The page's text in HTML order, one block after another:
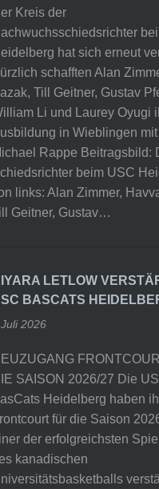
Kreis der
hat sich erneut
schafften Alan
Till Geitner, Gustav
Li und Laurey Oyugi
in Wieblingen mit
Rappe Beitragsbild:
beim USC
links: Alan Zimmer,
Geitner, Gustav…
LETLOW
BASCATS
2026
SAISON 2026/27 Die
Heidelberg haben
für die Saison
der erfolgreichsten
kanadischen